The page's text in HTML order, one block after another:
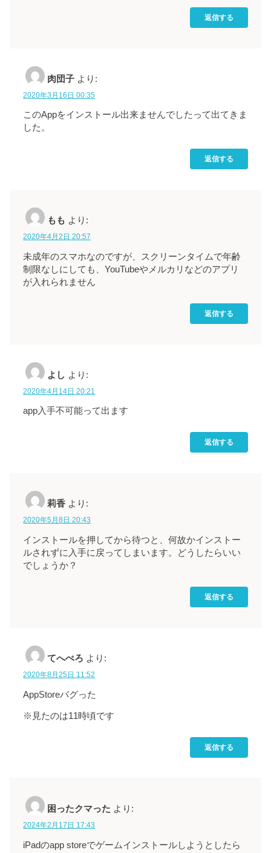
返信する
肉団子 より:
2020年3月16日 00:35
このAppをインストール出来ませんでしたって出てきま
した。
返信する
もも より:
2020年4月2日 20:57
未成年のスマホなのですが、スクリーンタイムで年齢
制限なしにしても、YouTubeやメルカリなどのアプリ
が入れられません
返信する
よし より:
2020年4月14日 20:21
app入手不可能って出ます
返信する
莉香 より:
2020年5月8日 20:43
インストールを押してから待つと、何故かインストー
ルされずに入手に戻ってしまいます。どうしたらいい
でしょうか？
返信する
てへぺろ より:
2020年8月25日 11:52
AppStoreバグった
※見たのは11時頃です
返信する
困ったクマった より:
2024年2月17日 17:43
iPadのapp storeでゲームインストールしようとしたら